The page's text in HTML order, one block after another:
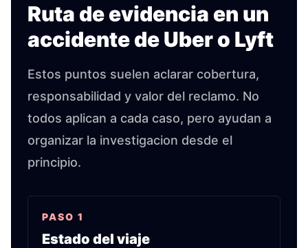
Ruta de evidencia en un
accidente de Uber o Lyft
Estos puntos suelen aclarar cobertura,
responsabilidad y valor del reclamo. No
todos aplican a cada caso, pero ayudan a
organizar la investigacion desde el
principio.
PASO 1
Estado del viaje